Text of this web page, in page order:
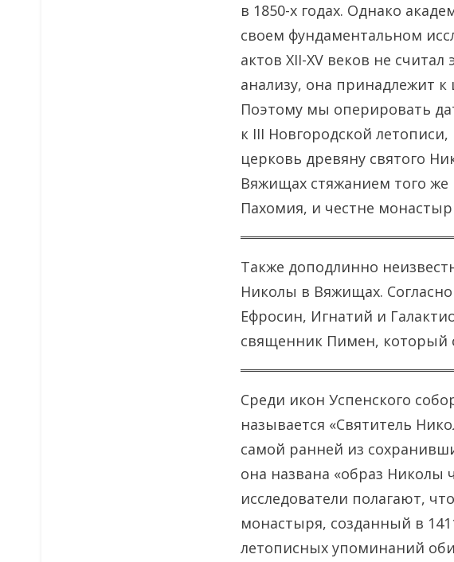
в 1850-х годах. Однако
своем фундаментальном
актов XII-XV веков не
анализу, она принадлежит
Поэтому мы оперировать
к III Новгородской летописи,
церковь древяну святого
Вяжищах стяжанием того
Пахомия, и честне
Также доподлинно
Николы в Вяжищах.
Ефросин, Игнатий и
священник Пимен, который
Среди икон Успенского
называется «Святитель
самой ранней из
она названа «образ Николы
исследователи полагают,
монастыря, созданный в
летописных упоминаний